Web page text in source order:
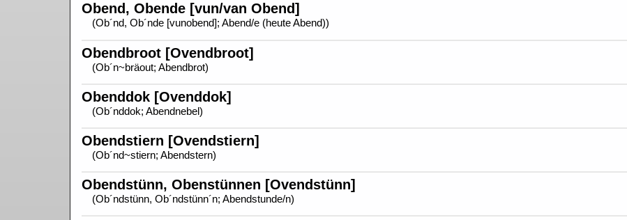
Obend, Obende [vun/van Obend]
(Ob´nd, Ob´nde [vunobend]; Abend/e (heute Abend))
Obendbroot [Ovendbroot]
(Ob´n~bräout; Abendbrot)
Obenddok [Ovenddok]
(Ob´nddok; Abendnebel)
Obendstiern [Ovendstiern]
(Ob´nd~stiern; Abendstern)
Obendstünn, Obenstünnen [Ovendstünn]
(Ob´ndstünn, Ob´ndstünn´n; Abendstunde/n)